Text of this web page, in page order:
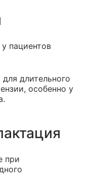
пациентов
длительного
особенно у
при